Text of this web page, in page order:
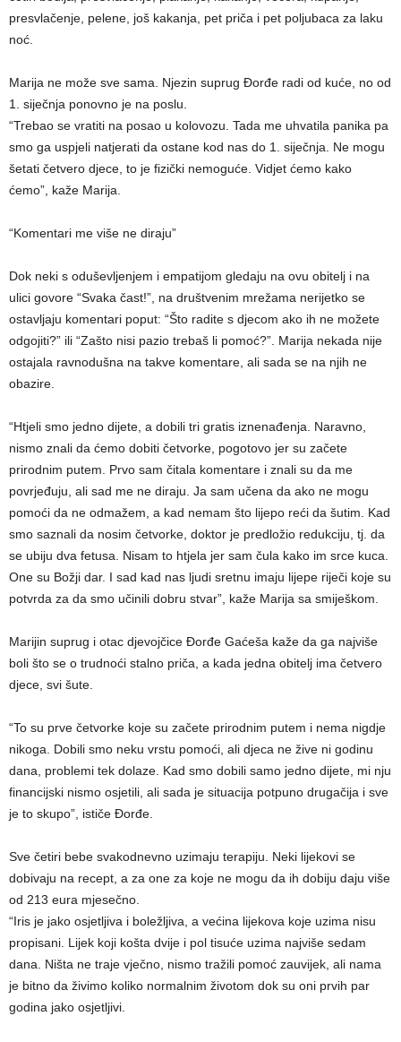
presvlačenje, pelene, još kakanja, pet priča i pet poljubaca za laku
noć.
Marija ne može sve sama. Njezin suprug Đorđe radi od kuće, no od
1. siječnja ponovno je na poslu.
“Trebao se vratiti na posao u kolovozu. Tada me uhvatila panika pa
smo ga uspjeli natjerati da ostane kod nas do 1. siječnja. Ne mogu
šetati četvero djece, to je fizički nemoguće. Vidjet ćemo kako
ćemo”, kaže Marija.
“Komentari me više ne diraju”
Dok neki s oduševljenjem i empatijom gledaju na ovu obitelj i na
ulici govore “Svaka čast!”, na društvenim mrežama nerijetko se
ostavljaju komentari poput: “Što radite s djecom ako ih ne možete
odgojiti?” ili “Zašto nisi pazio trebaš li pomoć?”. Marija nekada nije
ostajala ravnodušna na takve komentare, ali sada se na njih ne
obazire.
“Htjeli smo jedno dijete, a dobili tri gratis iznenađenja. Naravno,
nismo znali da ćemo dobiti četvorke, pogotovo jer su začete
prirodnim putem. Prvo sam čitala komentare i znali su da me
povrjeđuju, ali sad me ne diraju. Ja sam učena da ako ne mogu
pomoći da ne odmažem, a kad nemam što lijepo reći da šutim. Kad
smo saznali da nosim četvorke, doktor je predložio redukciju, tj. da
se ubiju dva fetusa. Nisam to htjela jer sam čula kako im srce kuca.
One su Božji dar. I sad kad nas ljudi sretnu imaju lijepe riječi koje su
potvrda za da smo učinili dobru stvar”, kaže Marija sa smiješkom.
Marijin suprug i otac djevojčice Đorđe Gaćeša kaže da ga najviše
boli što se o trudnoći stalno priča, a kada jedna obitelj ima četvero
djece, svi šute.
“To su prve četvorke koje su začete prirodnim putem i nema nigdje
nikoga. Dobili smo neku vrstu pomoći, ali djeca ne žive ni godinu
dana, problemi tek dolaze. Kad smo dobili samo jedno dijete, mi nju
financijski nismo osjetili, ali sada je situacija potpuno drugačija i sve
je to skupo”, ističe Đorđe.
Sve četiri bebe svakodnevno uzimaju terapiju. Neki lijekovi se
dobivaju na recept, a za one za koje ne mogu da ih dobiju daju više
od 213 eura mjesečno.
“Iris je jako osjetljiva i boležljiva, a većina lijekova koje uzima nisu
propisani. Lijek koji košta dvije i pol tisuće uzima najviše sedam
dana. Ništa ne traje vječno, nismo tražili pomoć zauvijek, ali nama
je bitno da živimo koliko normalnim životom dok su oni prvih par
godina jako osjetljivi.